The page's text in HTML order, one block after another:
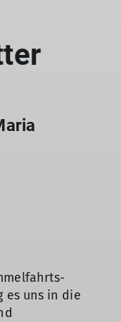
es uns in die